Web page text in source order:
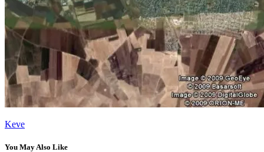
Keve
You May Also Like